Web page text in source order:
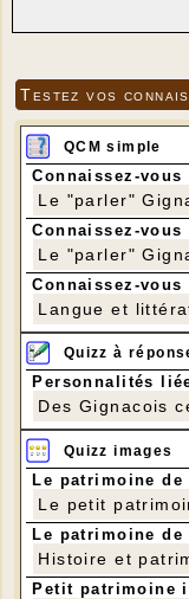
Testez vos
QCM simple
Connaissez-
Le "parler"
Connaissez-
Le "parler"
Connaissez-
Langue et
Quizz à
Personnalités
Des Gignacois
Quizz images
Le patrimoine de
Le petit
Le patrimoine de
Histoire et
Petit patrimoine